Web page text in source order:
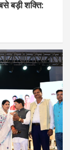
बड़ी शक्ति: